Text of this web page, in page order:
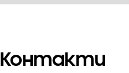
Контакти